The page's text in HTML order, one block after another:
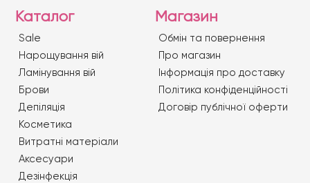
Каталог
Sale
Нарощування вій
Ламінування вій
Брови
Депіляція
Косметика
Витратні матеріали
Аксесуари
Дезінфекція
Магазин
Обмін та повернення
Про магазин
Iнформація про доставку
Політика конфіденційності
Договір публічної оферти